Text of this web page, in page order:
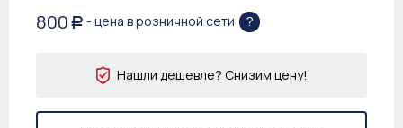
800 Р - цена в розничной сети ?
Нашли дешевле? Снизим цену!